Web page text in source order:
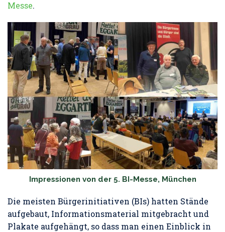
Messe.
Impressionen von der 5. BI-Messe, München
Die meisten Bürgerinitiativen (BIs) hatten Stände
aufgebaut, Informationsmaterial mitgebracht und
Plakate aufgehängt, so dass man einen Einblick in